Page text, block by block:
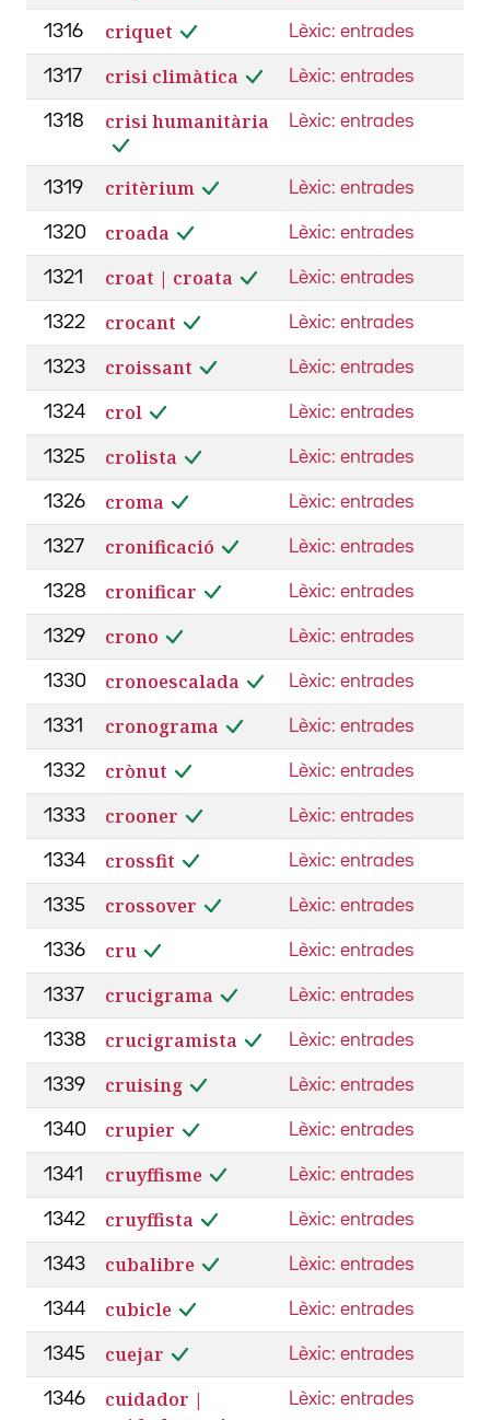
1316 criquet Lèxic: entrades
1317 crisi climàtica Lèxic: entrades
1318 crisi humanitària Lèxic: entrades
1319 critèrium Lèxic: entrades
1320 croada Lèxic: entrades
1321 croat | croata Lèxic: entrades
1322 crocant Lèxic: entrades
1323 croissant Lèxic: entrades
1324 crol Lèxic: entrades
1325 crolista Lèxic: entrades
1326 croma Lèxic: entrades
1327 cronificació Lèxic: entrades
1328 cronificar Lèxic: entrades
1329 crono Lèxic: entrades
1330 cronoescalada Lèxic: entrades
1331 cronograma Lèxic: entrades
1332 crònut Lèxic: entrades
1333 crooner Lèxic: entrades
1334 crossfit Lèxic: entrades
1335 crossover Lèxic: entrades
1336 cru Lèxic: entrades
1337 crucigrama Lèxic: entrades
1338 crucigramista Lèxic: entrades
1339 cruising Lèxic: entrades
1340 crupier Lèxic: entrades
1341 cruyffisme Lèxic: entrades
1342 cruyffista Lèxic: entrades
1343 cubalibre Lèxic: entrades
1344 cubicle Lèxic: entrades
1345 cuejar Lèxic: entrades
1346
cuidador |
Lèxic: entrades